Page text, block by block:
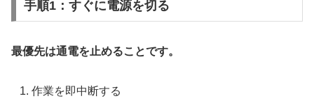
手順1：すぐに電源を切る
最優先は通電を止めることです。
作業を即中断する